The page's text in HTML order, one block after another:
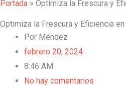
Portada » Optimiza la Frescura y
Optimiza la Frescura y Eficiencia
Por Méndez
febrero 20, 2024
8:46 AM
No hay comentarios